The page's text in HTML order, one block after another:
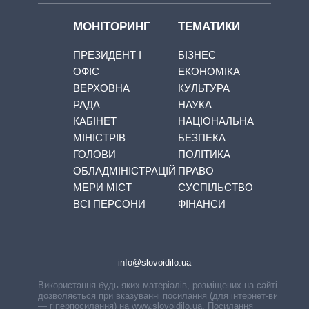
МОНІТОРИНГ
ПРЕЗИДЕНТ І
ОФІС
ВЕРХОВНА
РАДА
КАБІНЕТ
МІНІСТРІВ
ГОЛОВИ
ОБЛАДМІНІСТРАЦІЙ
МЕРИ МІСТ
ВСІ ПЕРСОНИ
ТЕМАТИКИ
БІЗНЕС
ЕКОНОМІКА
КУЛЬТУРА
НАУКА
НАЦІОНАЛЬНА
БЕЗПЕКА
ПОЛІТИКА
ПРАВО
СУСПІЛЬСТВО
ФІНАНСИ
info@slovoidilo.ua
Використання будь-яких матеріалів, розміщених на сайті,
дозволяється при вказуванні посилання (для інтернет-видань
— гіперпосилання) на www.slovoidilo.ua. Посилання